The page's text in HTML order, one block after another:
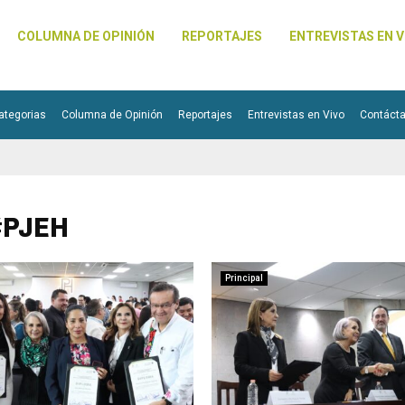
COLUMNA DE OPINIÓN REPORTAJES ENTREVISTAS EN
Columna de Opinión Reportajes Entrevistas en Vivo
Principal